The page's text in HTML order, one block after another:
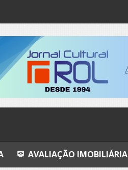
IMOBILIÁRIA DO INDIZÍVEL